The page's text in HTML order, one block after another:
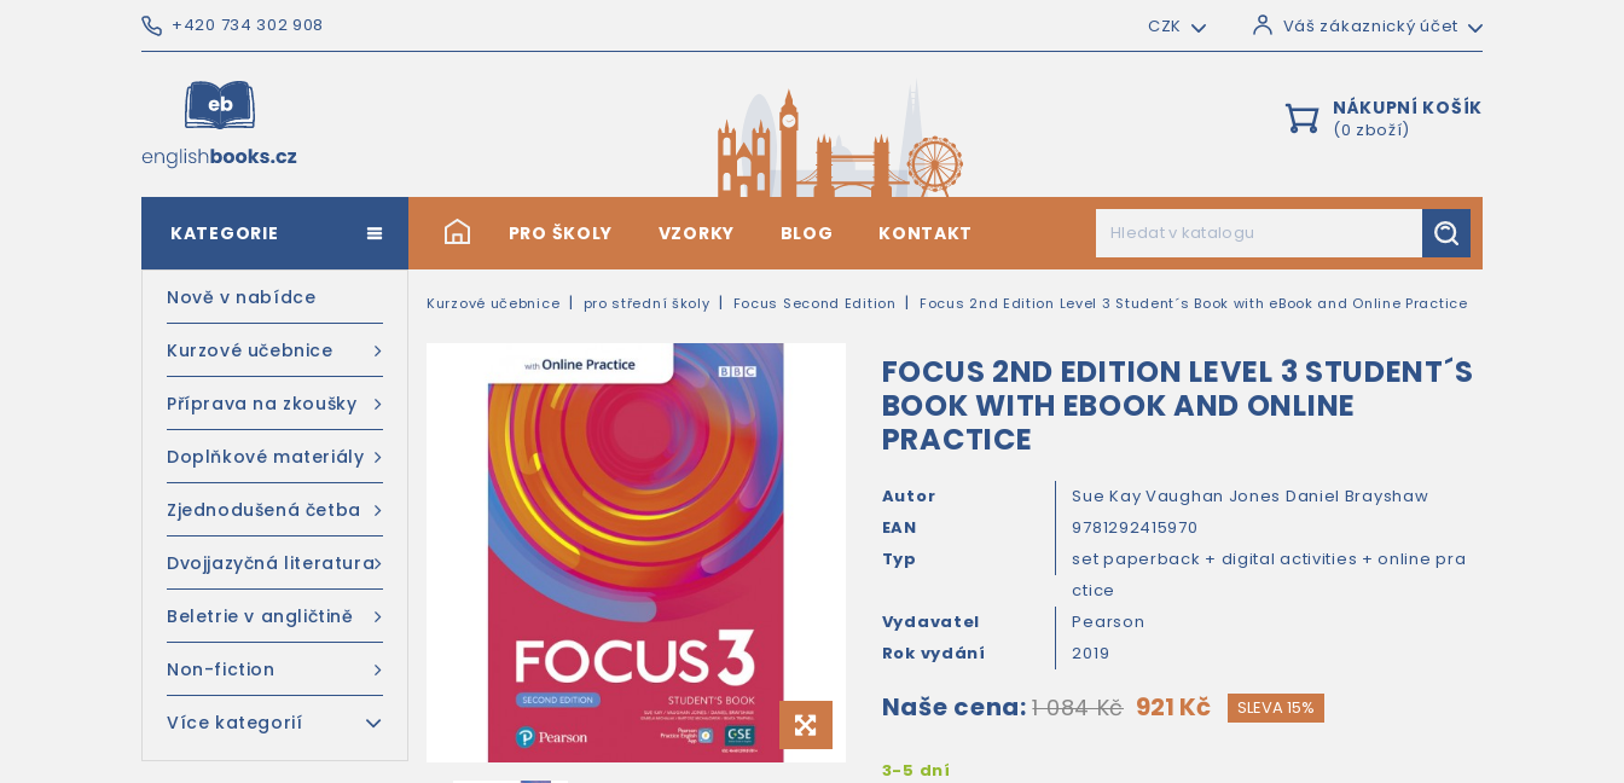
+420 734 302 908 CZK Váš zákaznický účet
NÁKUPNÍ KOŠÍK
(0 zboží)
# PRO ŠKOLY VZORKY BLOG KONTAKT
KATEGORIE
Nově v nabídce
Kurzové učebnice
Příprava na zkoušky
Doplňkové materiály
Zjednodušená četba
Dvojjazyčná literatura
Beletrie v angličtině
Non-fiction
Více kategorií
Kurzové učebnice pro střední školy Focus Second Edition Focus 2nd Edition Level 3 Student´s Book with eBook and Online Practice
FOCUS 2ND EDITION LEVEL 3 STUDENT´S
BOOK WITH EBOOK AND ONLINE
PRACTICE
Autor Sue KayVaughan Jones Daniel Brayshaw
EAN
9781292415970
Typ
set paperback + digital activities + online pra
ctice
Vydavatel
Pearson
Rok vydání
2019
Naše cena: 1 084 Kč 921 Kč SLEVA 15%
3-5 dní